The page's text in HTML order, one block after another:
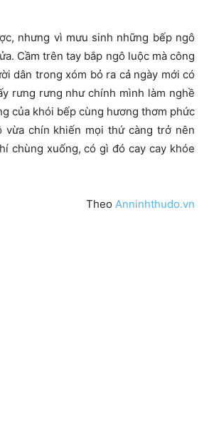
nhưng vì mưu sinh những bếp ngô
Cầm trên tay bắp ngô luộc mà công
dân trong xóm bỏ ra cả ngày mới có
rưng rưng như chính mình làm nghề
của khói bếp cùng hương thơm phức
vừa chín khiến mọi thứ càng trở nên
chùng xuống, có gì đó cay cay khóe
Theo Anninhthudo.vn